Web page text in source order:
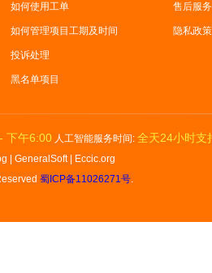
如何使用工单
如何管理项目工期及时间
投诉处理
黑名单项目
售后服务
隐私政策
下午6:00 人工智能服务时间: 全天24小时支
GeneralSoft|
Eccic.org
蜀ICP备11026271号.